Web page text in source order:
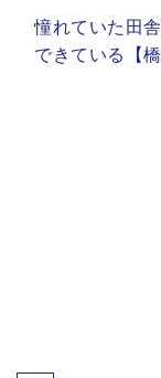
憧れていた田
できている【